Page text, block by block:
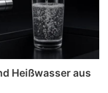
Heißwasser aus